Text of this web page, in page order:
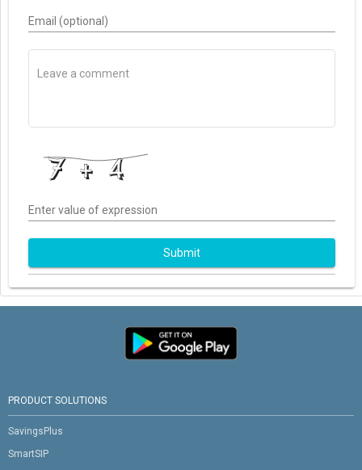
Email (optional)
Enter value of expression
Submit
PRODUCT SOLUTIONS
SavingsPlus
SmartSIP